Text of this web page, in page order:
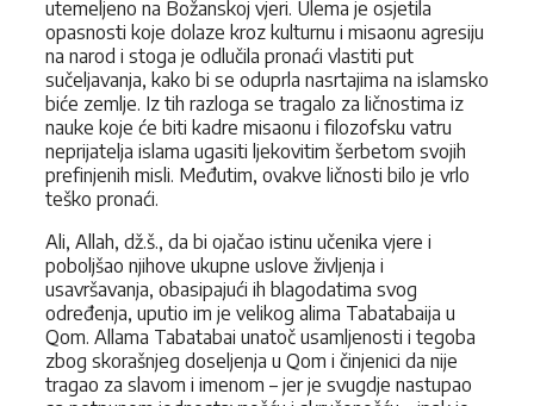
utemeljeno na Božanskoj vjeri. Ulema je osjetila
opasnosti koje dolaze kroz kulturnu i misaonu agresiju
na narod i stoga je odlučila pronaći vlastiti put
sučeljavanja, kako bi se oduprla nasr­tajima na islamsko
biće zemlje. Iz tih razloga se tragalo za ličnostima iz
nauke koje će biti kadre misaonu i filozofsku vatru
neprijatelja islama uga­siti ljekovitim šerbetom svojih
prefinjenih misli. Međutim, ovakve ličnosti bilo je vrlo
teško pronaći.
Ali, Allah, dž.š., da bi ojačao istinu učenika vjere i
poboljšao njihove ukup­ne uslove življenja i
usavršavanja, obasipajući ih blagodatima svog
određenja, uputio im je velikog alima Tabatabaija u
Qom. Allama Tabatabai unatoč usamljenosti i tegoba
zbog skorašnjeg doseljenja u Qom i činjenici da nije
tragao za slavom i imenom – jer je svugdje nastu­pao